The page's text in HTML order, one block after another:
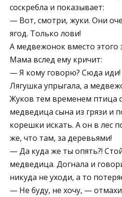
соскребла и по­казывает:
— Вот, смотри, жуки. Они
ягод. Только лови!
А медвежонок вместо этого
Мама вслед ему кричит:
— Я кому говорю? Сюда иди!
Лягушка упрыгала, а
Жуков тем временем птица
медведица сына из грязи и
корешки искать. А он в лес
же, что там, за де­ревьями!
— Да куда же ты опять?!
медведица. Догнала и
никуда не уходи, а то
— Не буду, не хочу, —